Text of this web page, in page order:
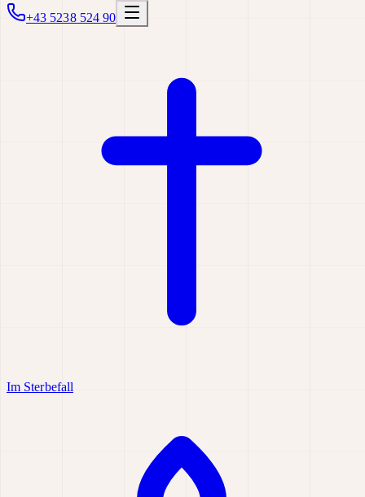
+43 5238 524 90
Im Sterbefall